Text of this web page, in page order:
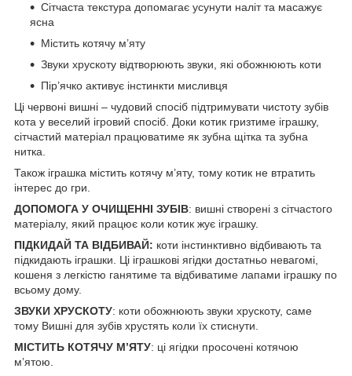
Сітчаста текстура допомагає усунути наліт та масажує
ясна
Містить котячу м’яту
Звуки хрускоту відтворюють звуки, які обожнюють коти
Пір’ячко активує інстинкти мисливця
Ці червоні вишні – чудовий спосіб підтримувати чистоту зубів
кота у веселий ігровий спосіб. Доки котик гризтиме іграшку,
сітчастий матеріал працюватиме як зубна щітка та зубна
нитка.
Також іграшка містить котячу м’яту, тому котик не втратить
інтерес до гри.
ДОПОМОГА У ОЧИЩЕННІ ЗУБІВ: вишні створені з сітчастого
матеріалу, який працює коли котик жує іграшку.
ПІДКИДАЙ ТА ВІДБИВАЙ: коти інстинктивно відбивають та
підкидають іграшки. Ці іграшкові ягідки достатньо невагомі,
кошеня з легкістю ганятиме та відбиватиме лапами іграшку по
всьому дому.
ЗВУКИ ХРУСКОТУ: коти обожнюють звуки хрускоту, саме
тому Вишні для зубів хрустять коли їх стиснути.
МІСТИТЬ КОТЯЧУ М’ЯТУ: ці ягідки просочені котячою
м’ятою.